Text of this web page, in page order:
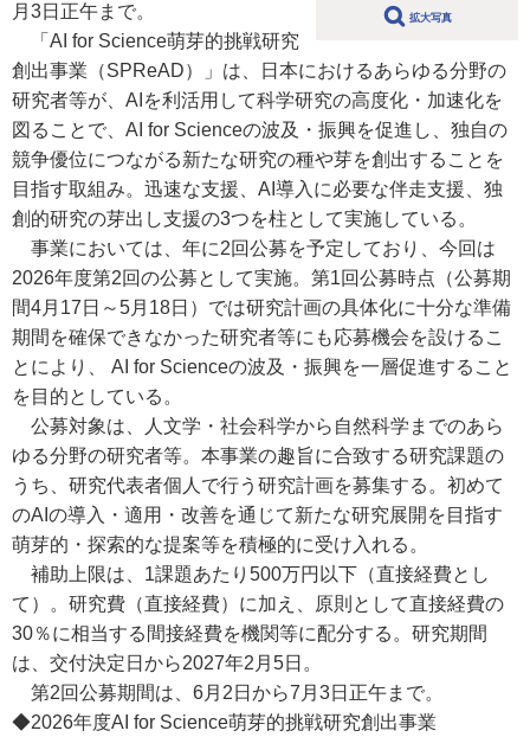
拡大写真
月3日正午まで。
「AI for Science萌芽的挑戦研究
創出事業（SPReAD）」は、日本におけるあらゆる分野の
研究者等が、AIを利活用して科学研究の高度化・加速化を
図ることで、AI for Scienceの波及・振興を促進し、独自の
競争優位につながる新たな研究の種や芽を創出することを
目指す取組み。迅速な支援、AI導入に必要な伴走支援、独
創的研究の芽出し支援の3つを柱として実施している。
事業においては、年に2回公募を予定しており、今回は
2026年度第2回の公募として実施。第1回公募時点（公募期
間4月17日～5月18日）では研究計画の具体化に十分な準備
期間を確保できなかった研究者等にも応募機会を設けるこ
とにより、 AI for Scienceの波及・振興を一層促進すること
を目的としている。
公募対象は、人文学・社会科学から自然科学までのあら
ゆる分野の研究者等。本事業の趣旨に合致する研究課題の
うち、研究代表者個人で行う研究計画を募集する。初めて
のAIの導入・適用・改善を通じて新たな研究展開を目指す
萌芽的・探索的な提案等を積極的に受け入れる。
補助上限は、1課題あたり500万円以下（直接経費とし
て）。研究費（直接経費）に加え、原則として直接経費の
30％に相当する間接経費を機関等に配分する。研究期間
は、交付決定日から2027年2月5日。
第2回公募期間は、6月2日から7月3日正午まで。
◆2026年度AI for Science萌芽的挑戦研究創出事業